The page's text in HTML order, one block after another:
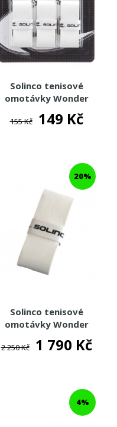
Solinco tenisové
omotávky Wonder
155 Kč 149 Kč
20%
Solinco tenisové
omotávky Wonder
2 250 Kč 1 790 Kč
4%